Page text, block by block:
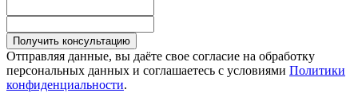
Получить консультацию
Отправляя данные, вы даёте свое согласие на обработку
персональных данных и соглашаетесь с условиями Политики
конфиденциальности.